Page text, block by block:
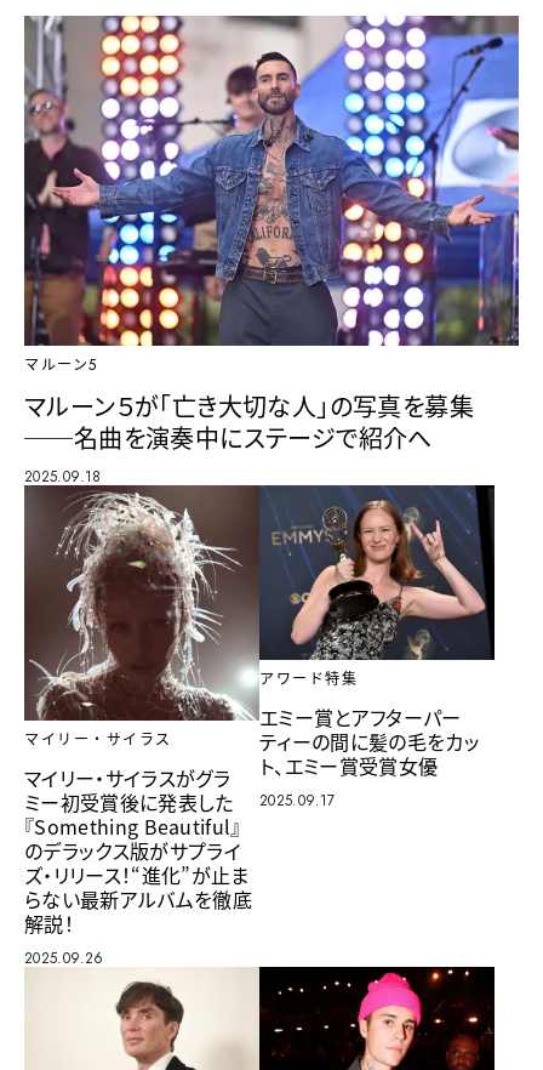
マルーン5
マルーン５が「亡き大切な人」の写真を募集
──名曲を演奏中にステージで紹介へ
2025.09.18
マイリー・サイラス
マイリー・サイラスがグラ
ミー初受賞後に発表した
『Something Beautiful』
のデラックス版がサプライ
ズ・リリース！“進化”が止ま
らない最新アルバムを徹底
解説！
2025.09.26
アワード特集
エミー賞とアフターパー
ティーの間に髪の毛をカッ
ト、エミー賞受賞女優
2025.09.17